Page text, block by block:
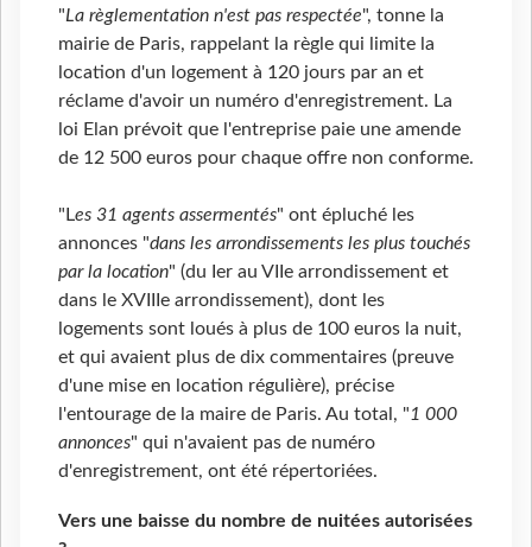
"La règlementation n'est pas respectée", tonne la
mairie de Paris, rappelant la règle qui limite la
location d'un logement à 120 jours par an et
réclame d'avoir un numéro d'enregistrement. La
loi Elan prévoit que l'entreprise paie une amende
de 12 500 euros pour chaque offre non conforme.
"Les 31 agents assermentés" ont épluché les
annonces "dans les arrondissements les plus touchés
par la location" (du Ier au VIIe arrondissement et
dans le XVIIIe arrondissement), dont les
logements sont loués à plus de 100 euros la nuit,
et qui avaient plus de dix commentaires (preuve
d'une mise en location régulière), précise
l'entourage de la maire de Paris. Au total, "1 000
annonces" qui n'avaient pas de numéro
d'enregistrement, ont été répertoriées.
Vers une baisse du nombre de nuitées autorisées